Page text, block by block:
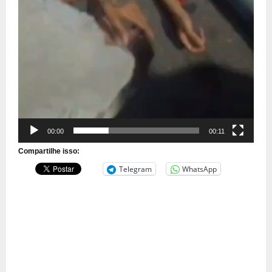
00:00 00:11
Compartilhe isso:
Telegram WhatsApp